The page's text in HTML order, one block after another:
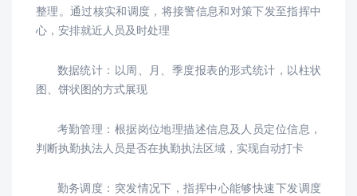
整理。通过核实和调度，将接警信息和对策下发至指挥中
心，安排就近人员及时处理
数据统计：以周、月、季度报表的形式统计，以柱状
图、饼状图的方式展现
考勤管理：根据岗位地理描述信息及人员定位信息，
判断执勤执法人员是否在执勤执法区域，实现自动打卡
勤务调度：突发情况下，指挥中心能够快速下发调度